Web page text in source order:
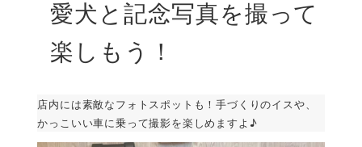
愛犬と記念写真を撮って
楽しもう！
店内には素敵なフォトスポットも！手づくりのイスや、
かっこいい車に乗って撮影を楽しめますよ♪